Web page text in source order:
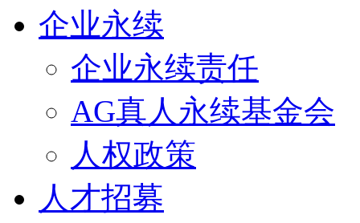
企业永续
企业永续责任
AG真人永续基金会
人权政策
人才招募